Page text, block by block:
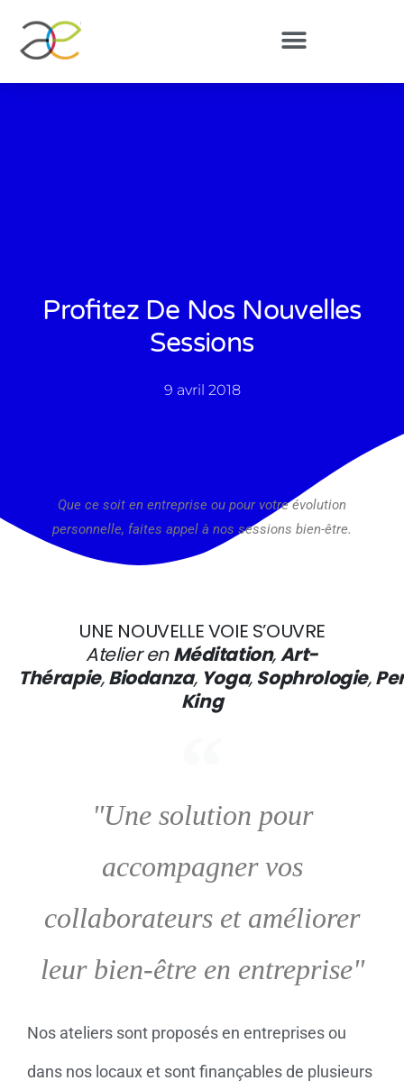
Profitez De Nos Nouvelles
Sessions
9 avril 2018
Que ce soit en entreprise ou pour votre évolution
personnelle, faites appel à nos sessions bien-être.
UNE NOUVELLE VOIE S’OUVRE
Atelier enMéditation,Art-
Thérapie,Biodanza, Yoga,Sophrologie,
King
"Une solution pour
accompagner vos
collaborateurs et améliorer
leur bien-être en entreprise"
Nos ateliers sont proposés en entreprises ou
dans nos locaux et sont finançables de plusieurs